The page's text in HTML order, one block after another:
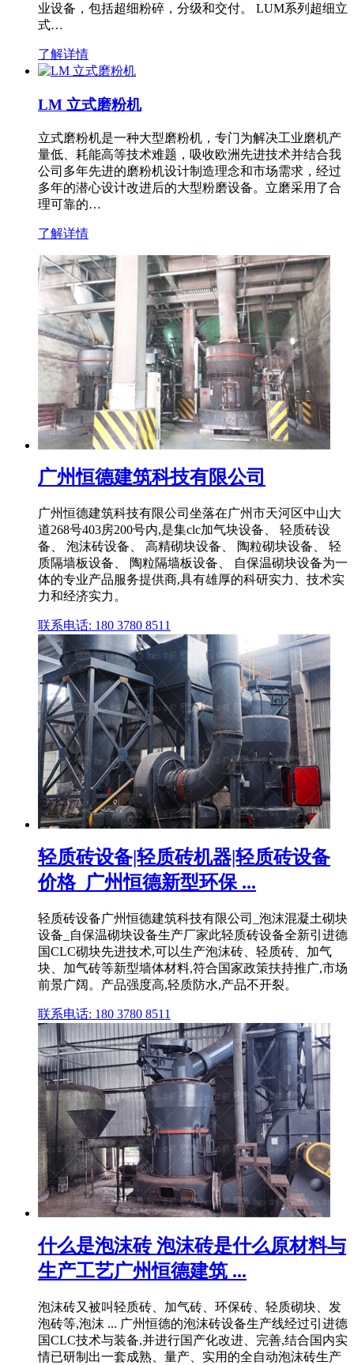
业设备，包括超细粉碎，分级和交付。 LUM系列超细立
式…
了解详情
LM 立式磨粉机
立式磨粉机是一种大型磨粉机，专门为解决工业磨机产
量低、耗能高等技术难题，吸收欧洲先进技术并结合我
公司多年先进的磨粉机设计制造理念和市场需求，经过
多年的潜心设计改进后的大型粉磨设备。立磨采用了合
理可靠的…
了解详情
广州恒德建筑科技有限公司
广州恒德建筑科技有限公司坐落在广州市天河区中山大
道268号403房200号内,是集clc加气块设备、 轻质砖设
备、 泡沫砖设备、 高精砌块设备、 陶粒砌块设备、 轻
质隔墙板设备、 陶粒隔墙板设备、 自保温砌块设备为一
体的专业产品服务提供商,具有雄厚的科研实力、技术实
力和经济实力。
联系电话: 180 3780 8511
轻质砖设备|轻质砖机器|轻质砖设备
价格_广州恒德新型环保 ...
轻质砖设备广州恒德建筑科技有限公司_泡沫混凝土砌块
设备_自保温砌块设备生产厂家此轻质砖设备全新引进德
国CLC砌块先进技术,可以生产泡沫砖、轻质砖、加气
块、加气砖等新型墙体材料,符合国家政策扶持推广,市场
前景广阔。产品强度高,轻质防水,产品不开裂。
联系电话: 180 3780 8511
什么是泡沫砖 泡沫砖是什么原材料与
生产工艺广州恒德建筑 ...
泡沫砖又被叫轻质砖、加气砖、环保砖、轻质砌块、发
泡砖等,泡沫 ... 广州恒德的泡沫砖设备生产线经过引进德
国CLC技术与装备,并进行国产化改进、完善,结合国内实
情已研制出一套成熟、量产、实用的全自动泡沫砖生产